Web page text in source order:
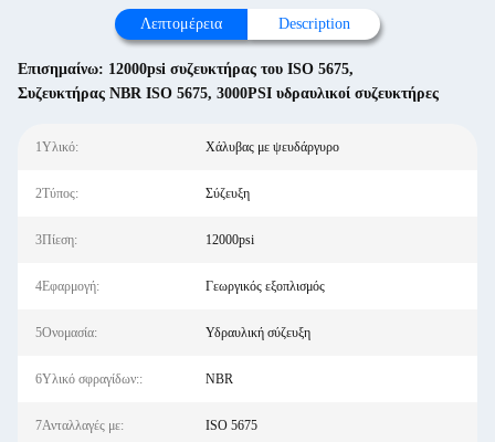
Λεπτομέρεια Description
Επισημαίνω: 12000psi συζευκτήρας του ISO 5675,
Συζευκτήρας NBR ISO 5675, 3000PSI υδραυλικοί συζευκτήρες
1Υλικό: Χάλυβας με ψευδάργυρο
2Τύπος: Σύζευξη
3Πίεση: 12000psi
4Εφαρμογή: Γεωργικός εξοπλισμός
5Ονομασία: Υδραυλική σύζευξη
6Υλικό σφραγίδων:: NBR
7Ανταλλαγές με: ISO 5675